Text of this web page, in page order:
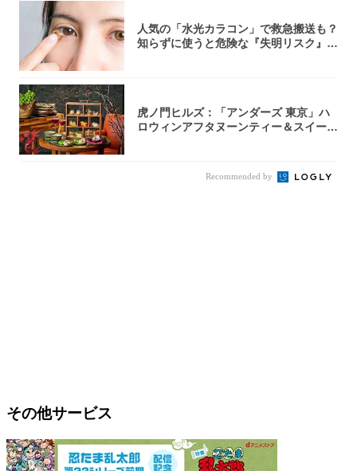
人気の「水光カラコン」で救急搬送も？
知らずに使うと危険な『失明リスク』と
虎ノ門ヒルズ：「アンダーズ 東京」ハ
ロウィンアフタヌーンティー＆スイーツ
Recommended by
その他サービス